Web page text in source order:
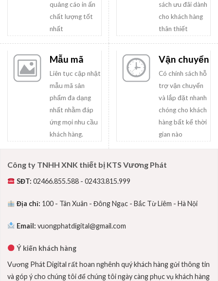
quảng cáo in ấn
chất lượng tốt
nhất
sách ưu đãi dành
cho khách hàng
thân thiết
Mẫu mã
Liên tục cập nhật
mẫu mã sản
phẩm đa dạng
nhất nhằm đáp
ứng mọi nhu cầu
khách hàng.
Vận chuyển
Có chính sách hỗ
trợ vận chuyển
và lắp đặt nhanh
chóng cho khách
hàng bất kể thời
gian nào
Công ty TNHH XNK thiết bị KTS Vương Phát
SĐT: 02466.855.588 - 02433.815.999
Địa chỉ: 100 - Tân Xuân - Đông Ngạc - Bắc Từ Liêm - Hà Nội
Email: vuongphatdigital@gmail.com
Ý kiến khách hàng
Vương Phát Digital rất hoan nghênh quý khách hàng gửi thông tin
và góp ý cho chúng tôi để chúng tôi ngày càng phục vụ khách hàng